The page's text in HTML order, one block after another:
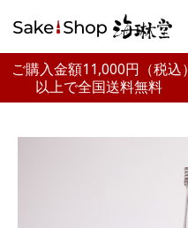
ご購入金額11,000円 （税込）
以上で全国送料無料